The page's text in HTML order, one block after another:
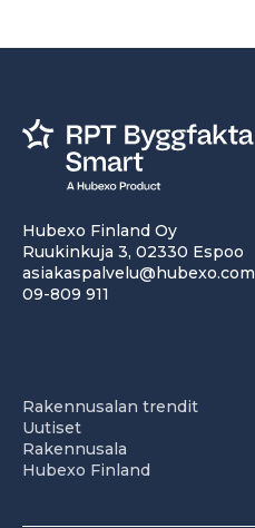
Hubexo Finland Oy
Ruukinkuja 3, 02330 Espoo
asiakaspalvelu@hubexo.com
09-809 911
Rakennusalan trendit
Uutiset
Rakennusala
Hubexo Finland